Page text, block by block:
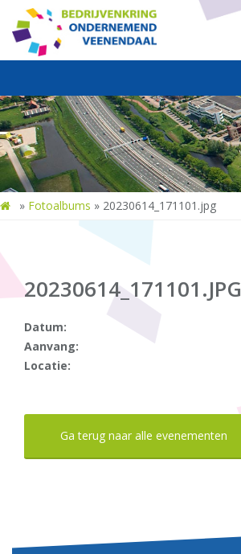
» Fotoalbums » 20230614_171101.jpg
20230614_171101.JPG
Datum:
Aanvang:
Locatie:
Ga terug naar alle evenementen